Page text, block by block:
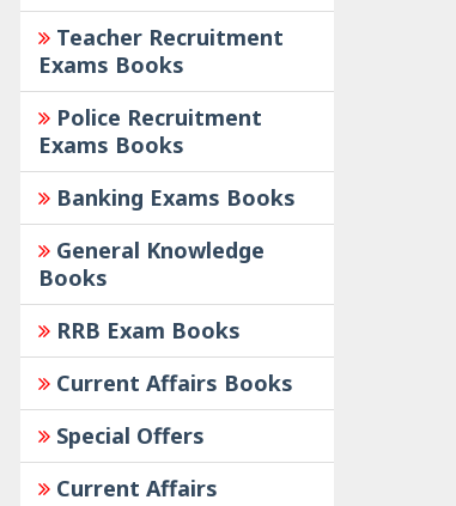
Teacher Recruitment
Exams Books
Police Recruitment
Exams Books
Banking Exams Books
General Knowledge
Books
RRB Exam Books
Current Affairs Books
Special Offers
Current Affairs